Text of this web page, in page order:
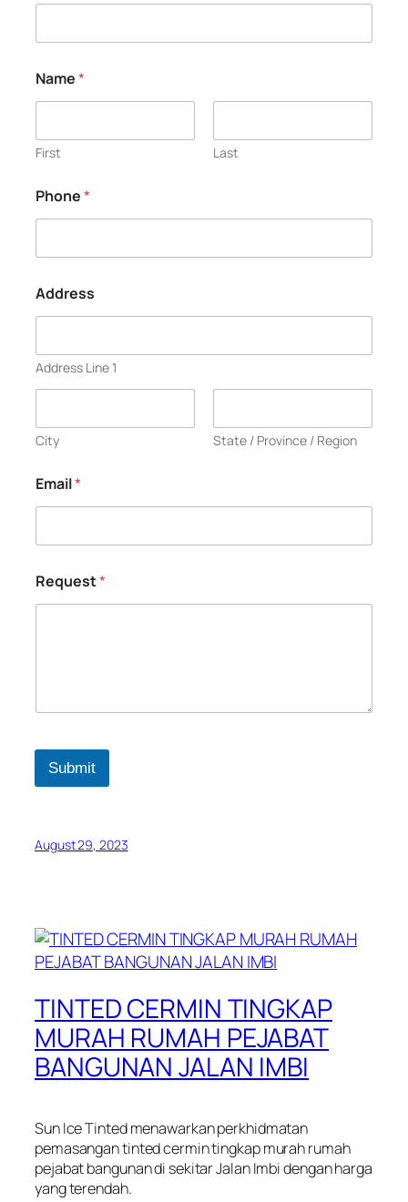
Name*
First Last
Phone*
Address
Address Line 1
City State / Province / Region
Email*
Request*
Submit
August 29, 2023
TINTED CERMIN TINGKAP
MURAH RUMAH PEJABAT
BANGUNAN JALAN IMBI
Sun Ice Tinted menawarkan perkhidmatan
pemasangan tinted cermin tingkap murah rumah
pejabat bangunan di sekitar Jalan Imbi dengan harga
yang terendah.